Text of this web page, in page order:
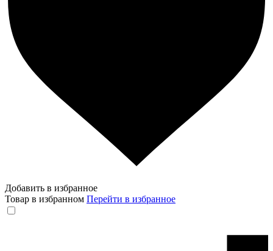
Добавить в избранное
Товар в избранном Перейти в избранное